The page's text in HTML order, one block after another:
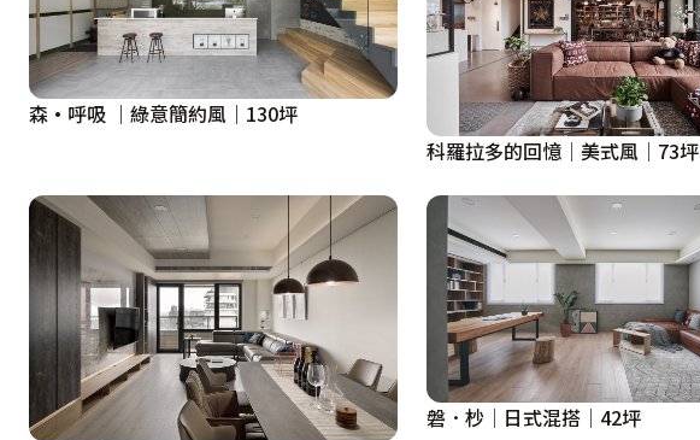
森·呼吸 ｜綠意簡約風｜130坪
科羅拉多的回憶│美式風│73坪
磐．杪│日式混搭│42坪